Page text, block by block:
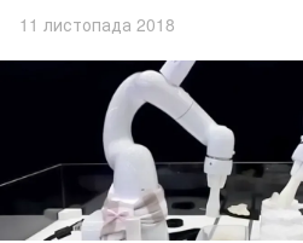
11 листопада 2018